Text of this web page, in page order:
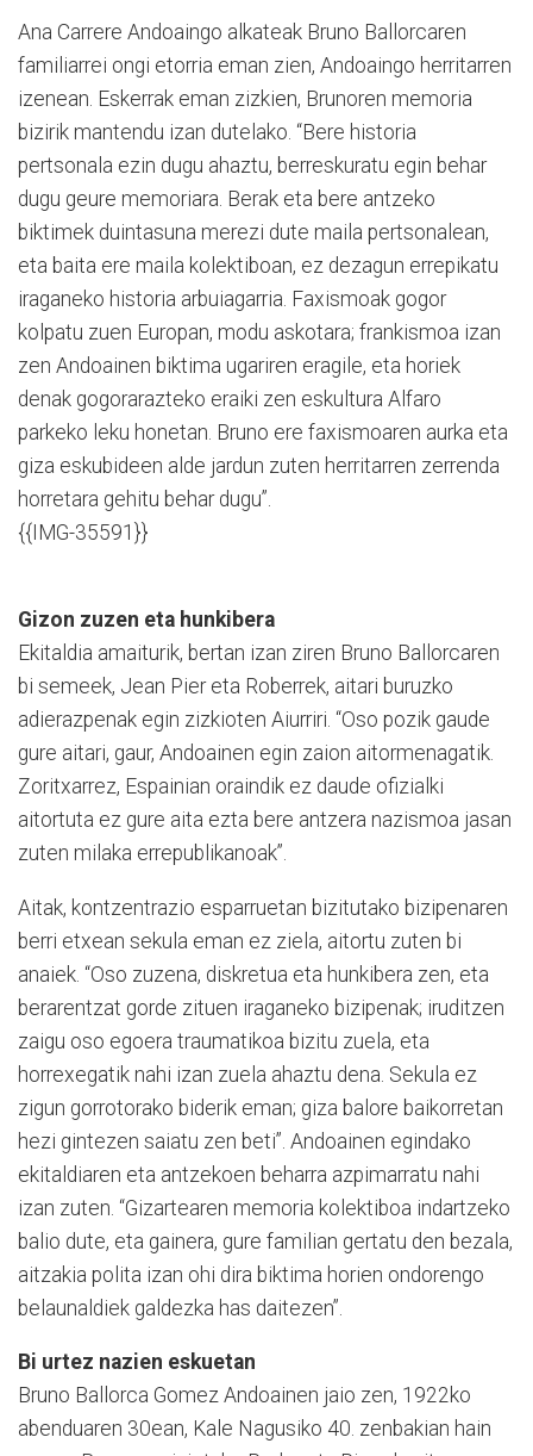
Ana Carrere Andoaingo alkateak Bruno Ballorcaren
familiarrei ongi etorria eman zien, Andoaingo herritarren
izenean. Eskerrak eman zizkien, Brunoren memoria
bizirik mantendu izan dutelako. “Bere historia
pertsonala ezin dugu ahaztu, berreskuratu egin behar
dugu geure memoriara. Berak eta bere antzeko
biktimek duintasuna merezi dute maila pertsonalean,
eta baita ere maila kolektiboan, ez dezagun errepikatu
iraganeko historia arbuiagarria. Faxismoak gogor
kolpatu zuen Europan, modu askotara; frankismoa izan
zen Andoainen biktima ugariren eragile, eta horiek
denak gogorarazteko eraiki zen eskultura Alfaro
parkeko leku honetan. Bruno ere faxismoaren aurka eta
giza eskubideen alde jardun zuten herritarren zerrenda
horretara gehitu behar dugu”.
{{IMG-35591}}
Gizon zuzen eta hunkibera
Ekitaldia amaiturik, bertan izan ziren Bruno Ballorcaren
bi semeek, Jean Pier eta Roberrek, aitari buruzko
adierazpenak egin zizkioten Aiurriri. “Oso pozik gaude
gure aitari, gaur, Andoainen egin zaion aitormenagatik.
Zoritxarrez, Espainian oraindik ez daude ofizialki
aitortuta ez gure aita ezta bere antzera nazismoa jasan
zuten milaka errepublikanoak”.
Aitak, kontzentrazio esparruetan bizitutako bizipenaren
berri etxean sekula eman ez ziela, aitortu zuten bi
anaiek. “Oso zuzena, diskretua eta hunkibera zen, eta
berarentzat gorde zituen iraganeko bizipenak; iruditzen
zaigu oso egoera traumatikoa bizitu zuela, eta
horrexegatik nahi izan zuela ahaztu dena. Sekula ez
zigun gorrotorako biderik eman; giza balore baikorretan
hezi gintezen saiatu zen beti”. Andoainen egindako
ekitaldiaren eta antzekoen beharra azpimarratu nahi
izan zuten. “Gizartearen memoria kolektiboa indartzeko
balio dute, eta gainera, gure familian gertatu den bezala,
aitzakia polita izan ohi dira biktima horien ondorengo
belaunaldiek galdezka has daitezen”.
Bi urtez nazien eskuetan
Bruno Ballorca Gomez Andoainen jaio zen, 1922ko
abenduaren 30ean, Kale Nagusiko 40. zenbakian hain